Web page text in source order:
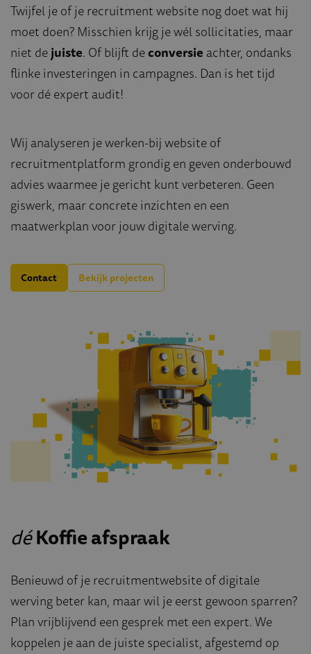
Twijfel je of je recruitment website nog doet wat hij
moet doen? Misschien krijg je wél sollicitaties, maar
niet dejuiste. Of blijft deconversie achter, ondanks
flinke investeringen in campagnes. Dan is het tijd
voor dé expert audit!
Wij analyseren je werken-bij website of
recruitmentplatform grondig en geven onderbouwd
advies waarmee je gericht kunt verbeteren. Geen
giswerk, maar concrete inzichten en een
maatwerkplan voor jouw digitale werving.
Contact Bekijk projecten
déKoffie afspraak
Benieuwd of je recruitmentwebsite of digitale
werving beter kan, maar wil je eerst gewoon sparren?
Plan vrijblijvend een gesprek met een expert. We
koppelen je aan de juiste specialist, afgestemd op